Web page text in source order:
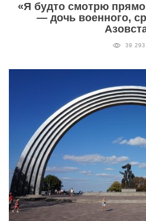
«Я будто смотрю
— дочь военного,
39 293